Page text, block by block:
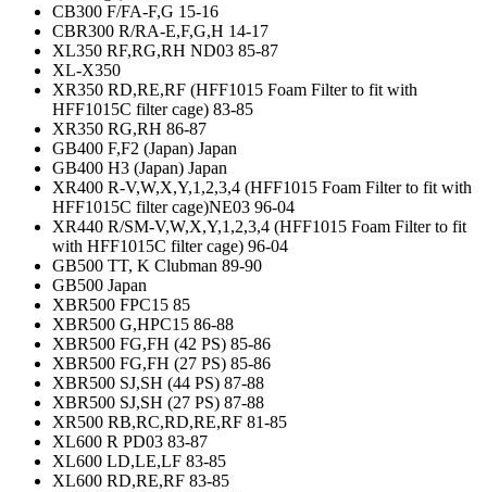
CB300 F/FA-F,G 15-16
CBR300 R/RA-E,F,G,H 14-17
XL350 RF,RG,RH ND03 85-87
XL-X350
XR350 RD,RE,RF (HFF1015 Foam Filter to fit with
HFF1015C filter cage) 83-85
XR350 RG,RH 86-87
GB400 F,F2 (Japan) Japan
GB400 H3 (Japan) Japan
XR400 R-V,W,X,Y,1,2,3,4 (HFF1015 Foam Filter to fit with
HFF1015C filter cage)NE03 96-04
XR440 R/SM-V,W,X,Y,1,2,3,4 (HFF1015 Foam Filter to fit
with HFF1015C filter cage) 96-04
GB500 TT, K Clubman 89-90
GB500 Japan
XBR500 FPC15 85
XBR500 G,HPC15 86-88
XBR500 FG,FH (42 PS) 85-86
XBR500 FG,FH (27 PS) 85-86
XBR500 SJ,SH (44 PS) 87-88
XBR500 SJ,SH (27 PS) 87-88
XR500 RB,RC,RD,RE,RF 81-85
XL600 R PD03 83-87
XL600 LD,LE,LF 83-85
XL600 RD,RE,RF 83-85